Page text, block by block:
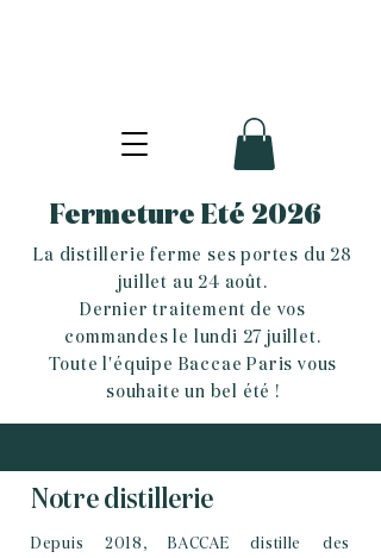
Fermeture Eté 2026
La distillerie ferme ses portes du 28
juillet au 24 août.
Dernier traitement de vos
commandes le lundi 27 juillet.
Toute l'équipe Baccae Paris vous
souhaite un bel été !
Notre distillerie
Depuis 2018, BACCAE distille des